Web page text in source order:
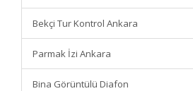
Bekçi Tur Kontrol Ankara
Parmak İzi Ankara
Bina Görüntülü Diafon